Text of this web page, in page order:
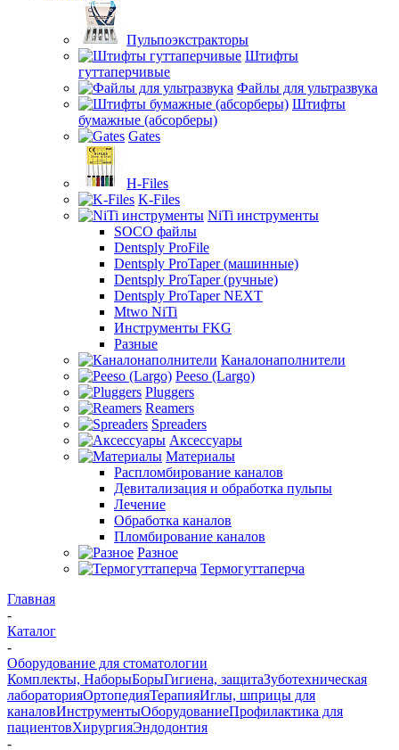
Пульпоэкстракторы
Штифты
гуттаперчивые
Файлы для ультразвука
Штифты
бумажные (абсорберы)
Gates
H-Files
K-Files
NiTi инструменты
SOCO файлы
Dentsply ProFile
Dentsply ProTaper (машинные)
Dentsply ProTaper (ручные)
Dentsply ProTaper NEXT
Mtwo NiTi
Инструменты FKG
Разные
Каналонаполнители
Peeso (Largo)
Pluggers
Reamers
Spreaders
Аксессуары
Материалы
Распломбирование каналов
Девитализация и обработка пульпы
Лечение
Обработка каналов
Пломбирование каналов
Разное
Термогуттаперча
Главная
-
Каталог
-
Оборудование для стоматологии
Комплекты, НаборыБорыГигиена, защитаЗуботехническая
лабораторияОртопедияТерапияИглы, шприцы для
каналовИнструментыОборудованиеПрофилактика для
пациентовХирургияЭндодонтия
-